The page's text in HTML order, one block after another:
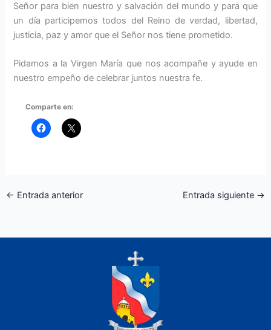
Señor para bien nuestro y salvación del mundo y para que
un día participemos todos del Reino de verdad, libertad,
justicia, paz y amor que el Señor nos tiene prometido.
Pidamos a la Virgen María que nos acompañe y ayude en
nuestro empeño de celebrar juntos nuestra fe.
Comparte en:
← Entrada anterior Entrada siguiente →